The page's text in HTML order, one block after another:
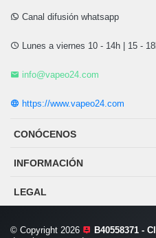
Canal difusión whatsapp
Lunes a viernes 10 - 14h | 15 -
info@vapeo24.com
https://www.vapeo24.com
CONÓCENOS
INFORMACIÓN
LEGAL
© Copyright 2026 B40558371 -